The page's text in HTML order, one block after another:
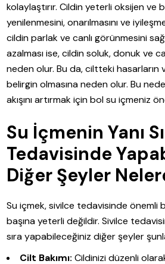
kolaylaştırır. Cildin yeterli oksijen ve
yenilenmesini, onarılmasını ve
cildin parlak ve canlı görünmesini
azalması ise, cildin soluk, donuk ve
neden olur. Bu da, ciltteki hasarların
belirgin olmasına neden olur. Bu
akışını artırmak için bol su içmeniz
Su İçmenin Yanı
Tedavisinde
Diğer Şeyler
Su içmek, sivilce tedavisinde önemli
başına yeterli değildir. Sivilce
sıra yapabileceğiniz diğer şeyler
Cilt Bakımı: Cildinizi düzenli